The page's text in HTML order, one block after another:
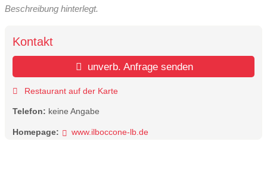
Beschreibung hinterlegt.
Kontakt
unverb. Anfrage senden
Restaurant auf der Karte
Telefon: keine Angabe
Homepage: www.ilboccone-lb.de